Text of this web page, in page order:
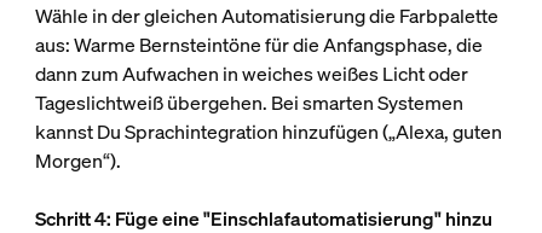
Wähle in der gleichen Automatisierung die Farbpalette
aus: Warme Bernsteintöne für die Anfangsphase, die
dann zum Aufwachen in weiches weißes Licht oder
Tageslichtweiß übergehen. Bei smarten Systemen
kannst Du Sprachintegration hinzufügen („Alexa, guten
Morgen“).
Schritt 4: Füge eine "Einschlafautomatisierung" hinzu